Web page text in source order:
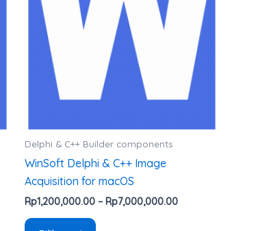
Delphi & C++ Builder components
WinSoft Delphi & C++ Image
Acquisition for macOS
Rp1,200,000.00 – Rp7,000,000.00
Pilihan
dapat
diambil
halaman